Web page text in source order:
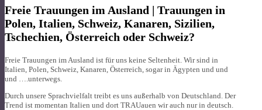
Freie Trauungen im Ausland | Trauungen in
Polen, Italien, Schweiz, Kanaren, Sizilien,
Tschechien, Österreich oder Schweiz?
Freie Trauungen im Ausland ist für uns keine Seltenheit. Wir sind in
Italien, Polen, Schweiz, Kanaren, Österreich, sogar in Ägypten und und
und ….unterwegs.
Durch unsere Sprachvielfalt treibt es uns außerhalb von Deutschland. Der
Trend ist momentan Italien und dort TRAUauen wir auch nur in deutsch.